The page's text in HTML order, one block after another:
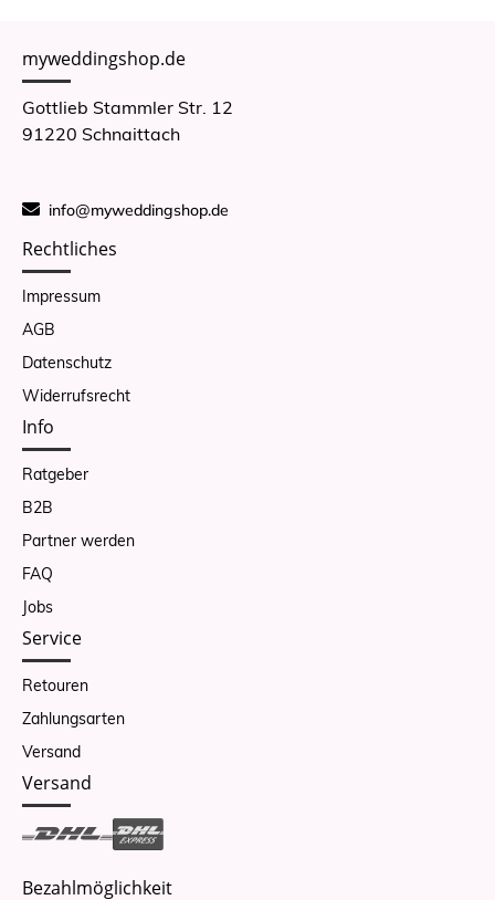
myweddingshop.de
Gottlieb Stammler Str. 12
91220 Schnaittach
info@myweddingshop.de
Rechtliches
Impressum
AGB
Datenschutz
Widerrufsrecht
Info
Ratgeber
B2B
Partner werden
FAQ
Jobs
Service
Retouren
Zahlungsarten
Versand
Versand
Bezahlmöglichkeit